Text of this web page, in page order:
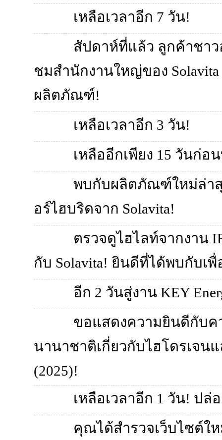
เหลือเวลาอีก 7 วัน!
สัปดาห์ที่แล้ว ลูกค้าชาว
ชมสำนักงานใหญ่ของ Solavita
ผลิตภัณฑ์!
เหลือเวลาอีก 3 วัน!
เหลืออีกเพียง 15 วันก่อ
พบกับผลิตภัณฑ์ใหม่ล่าสุ
อร์ไฮบริดจาก Solavita!
ตรวจดูไฮไลท์จากงาน
กับ Solavita! ยินดีที่ได้พบกับเ
อีก 2 วันสู่งาน KEY
ขอแสดงความยินดีกับค
นานาชาติเกี่ยวกับไฮโดรเจนแ
(2025)!
เหลือเวลาอีก 1 วัน! ป
คุณได้สำรวจเว็บไซต์ใ